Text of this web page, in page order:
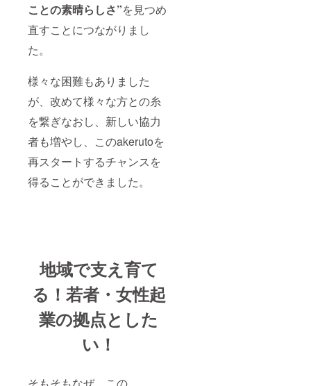
ことの素晴らしさ”を見つめ
直すことにつながりまし
た。
様々な困難もありました
が、改めて様々な方との糸
を繋ぎなおし、新しい協力
者も増やし、このakerutoを
再スタートするチャンスを
得ることができました。
地域で支え育て
る！若者・女性起
業の拠点とした
い！
そもそもなぜ、この